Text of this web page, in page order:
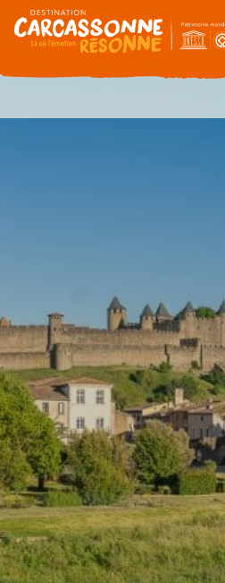
Donde la Historia